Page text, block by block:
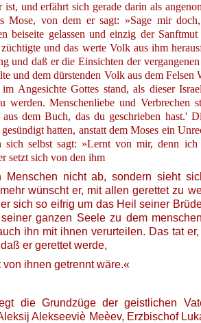
ist, und erfährt sich gerade darin als
Mose, von dem er sagt: »Sage mir
beiseite gelassen und einzig der
und das werte Volk aus ihm
und daß er die Einsichten der
und dem dürstenden Volk aus dem
Angesichte Gottes stand, als dieser
werden. Menschenliebe und
aus dem Buch, das du geschrieben hast.'
hatten, anstatt dem Moses ein
sich selbst sagt: »Lernt von mir, denn
setzt sich von den ihm
Menschen nicht ab, sondern sieht
wünscht er, mit allen gerettet zu
sich so eifrig um das Heil seiner
ganzen Seele zu dem
ihn mit ihnen verurteilen. Das tat
er gerettet werde,
von ihnen getrennt wäre.«
die Grundzüge der geistlichen
Alekseeviè Meèev, Erzbischof